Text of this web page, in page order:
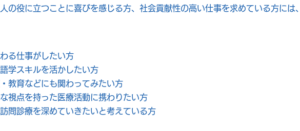
の役に立つことに喜びを感じる方、社会貢献性の高い仕事を求めている方には、
る仕事がしたい方
学スキルを活かしたい方
教育などにも関わってみたい方
視点を持った医療活動に携わりたい方
問診療を深めていきたいと考えている方